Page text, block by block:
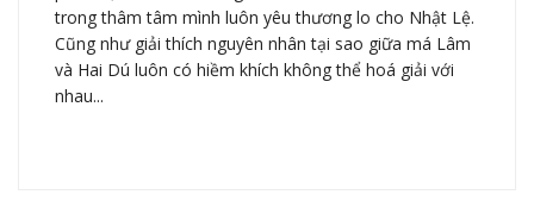
trong thâm tâm mình luôn yêu thương lo cho Nhật Lệ.
Cũng như giải thích nguyên nhân tại sao giữa má Lâm
và Hai Dú luôn có hiềm khích không thể hoá giải với
nhau...